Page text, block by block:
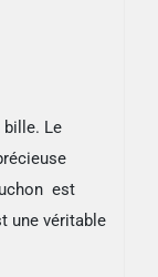
Le
est
une véritable